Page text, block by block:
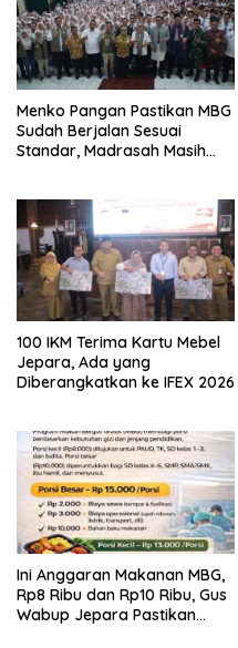
Menko Pangan Pastikan MBG
Sudah Berjalan Sesuai
Standar, Madrasah Masih
100 IKM Terima Kartu Mebel
Jepara, Ada yang
Diberangkatkan ke IFEX 2026
Ini Anggaran Makanan MBG,
Rp8 Ribu dan Rp10 Ribu, Gus
Wabup Jepara Pastikan